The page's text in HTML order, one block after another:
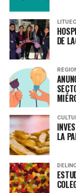
DE
LA